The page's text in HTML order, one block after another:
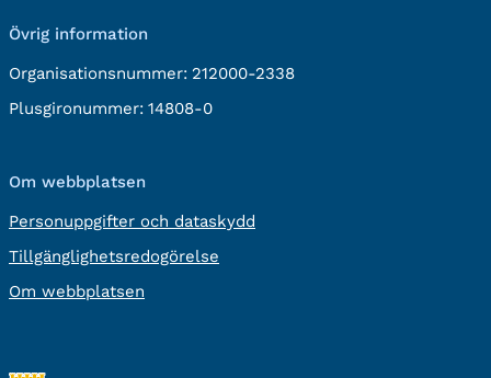
Övrig information
Organisationsnummer: 212000-2338
Plusgironummer: 14808-0
Om webbplatsen
Personuppgifter och dataskydd
Tillgänglighetsredogörelse
Om webbplatsen